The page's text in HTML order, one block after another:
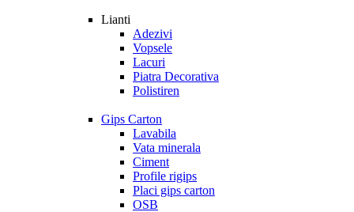
Lianti
Adezivi
Vopsele
Lacuri
Piatra Decorativa
Polistiren
Gips Carton
Lavabila
Vata minerala
Ciment
Profile rigips
Placi gips carton
OSB